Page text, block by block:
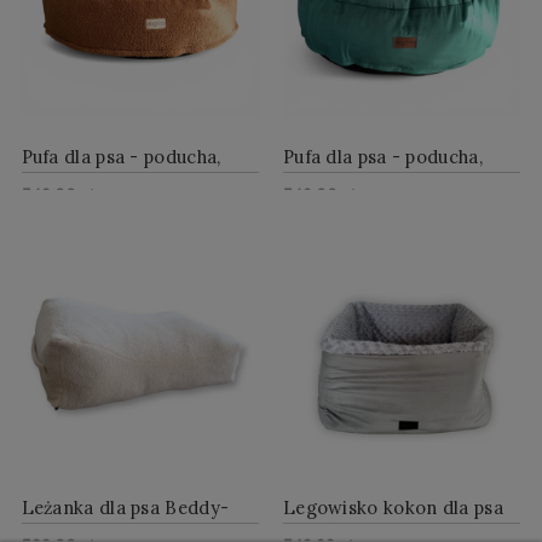
Pufa dla psa - poducha,
miękkie legowisko,
349,00 zł
Pufa dla psa - poducha,
miękkie legowisko,
349,00 zł
Leżanka dla psa Beddy-
bye - materac dla psa z
Legowisko kokon dla psa
ze składanymi bokami -